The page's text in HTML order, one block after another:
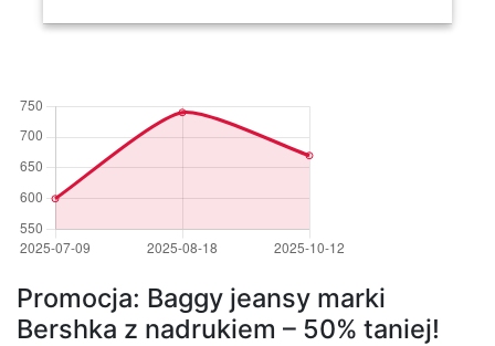
Promocja: Baggy jeansy marki
Bershka z nadrukiem – 50% taniej!